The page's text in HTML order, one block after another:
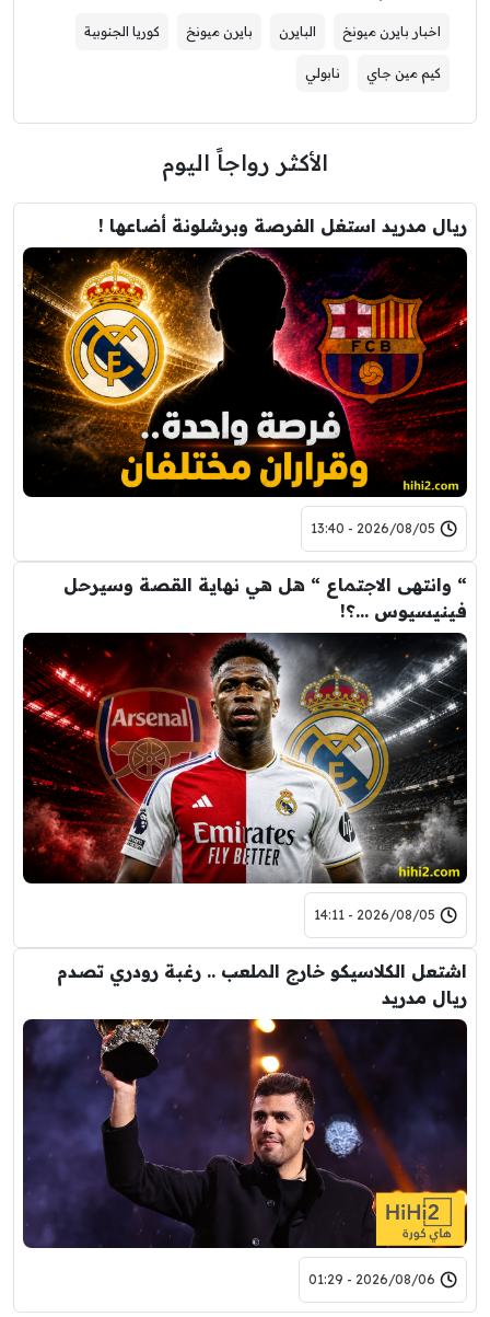
اخبار بايرن ميونخ البايرن بايرن ميونخ كوريا الجنوبية
كيم مين جاي نابولي
الأكثر رواجاً اليوم
ريال مدريد استغل الفرصة وبرشلونة أضاعها !
2026/08/05 - 13:40
“ وانتهى الاجتماع “ هل هي نهاية القصة وسيرحل
فينيسيوس …؟!
2026/08/05 - 14:11
اشتعل الكلاسيكو خارج الملعب .. رغبة رودري تصدم
ريال مدريد
2026/08/06 - 01:29